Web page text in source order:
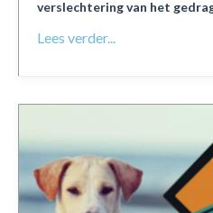
verslechtering van het
Lees verder...